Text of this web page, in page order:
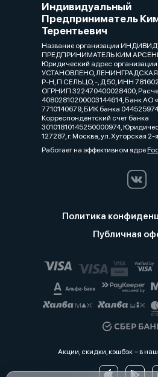
Индивидуальный
Предприниматель
Терентьевич
Название организации
ПРЕДПРИНИМАТЕЛЬ КИМ
Юридический адрес организации
УСТАНОВЛЕНО,
Р-Н, П СЕЛЬЦО, -, Д 50, ИНН
ОГРНИП 322470400028400,
40802810200003144614, Банк АО
7710140679, БИК банка
Корреспондентский счет банка
30101810145250000974,
127287, г. Москва, ул. Хуторская 2-
Работает на эффективном ядре
Политика
Публичная
Акции, скидки, кэшбэк − в